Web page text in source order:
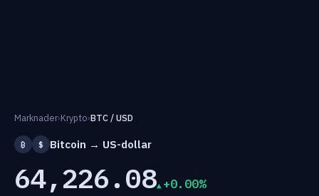
Marknader›Krypto›BTC / USD
₿ $ Bitcoin → US-dollar
64,226.08 +0.00%